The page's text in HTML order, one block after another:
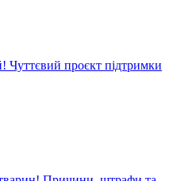
Чуттєвий проєкт підтримки